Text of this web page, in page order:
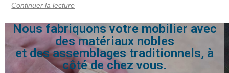
Continuer la lecture
Nous fabriquons votre mobilier avec
des matériaux nobles
et des assemblages traditionnels, à
côté de chez vous.